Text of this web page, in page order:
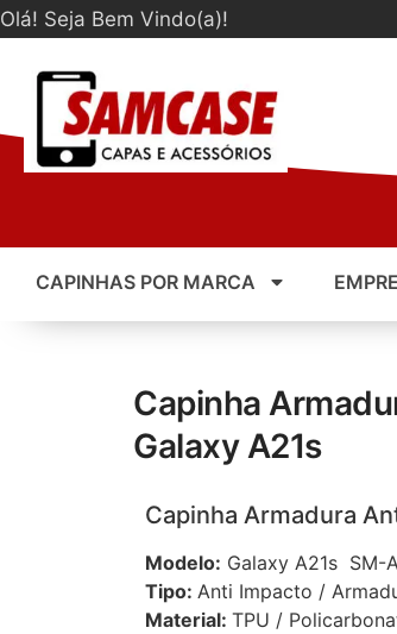
Olá! Seja Bem Vindo(a)!
CAPINHAS POR MARCA
Capinha
Galaxy A21s
Capinha Armadura
Modelo: Galaxy A21s SM-
Tipo: Anti Impacto /
Material: TPU /